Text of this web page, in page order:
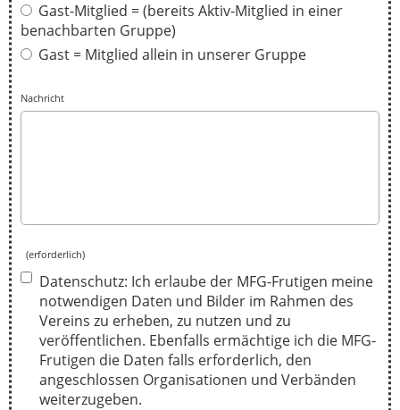
Gast-Mitglied = (bereits Aktiv-Mitglied in einer
benachbarten Gruppe)
Gast = Mitglied allein in unserer Gruppe
Nachricht
(erforderlich)
Datenschutz: Ich erlaube der MFG-Frutigen meine
notwendigen Daten und Bilder im Rahmen des
Vereins zu erheben, zu nutzen und zu
veröffentlichen. Ebenfalls ermächtige ich die MFG-
Frutigen die Daten falls erforderlich, den
angeschlossen Organisationen und Verbänden
weiterzugeben.